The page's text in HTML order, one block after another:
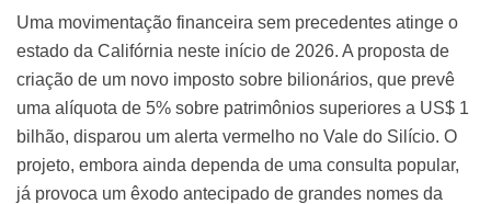
Uma movimentação financeira sem precedentes atinge o
estado da Califórnia neste início de 2026. A proposta de
criação de um novo imposto sobre bilionários, que prevê
uma alíquota de 5% sobre patrimônios superiores a US$ 1
bilhão, disparou um alerta vermelho no Vale do Silício. O
projeto, embora ainda dependa de uma consulta popular,
já provoca um êxodo antecipado de grandes nomes da